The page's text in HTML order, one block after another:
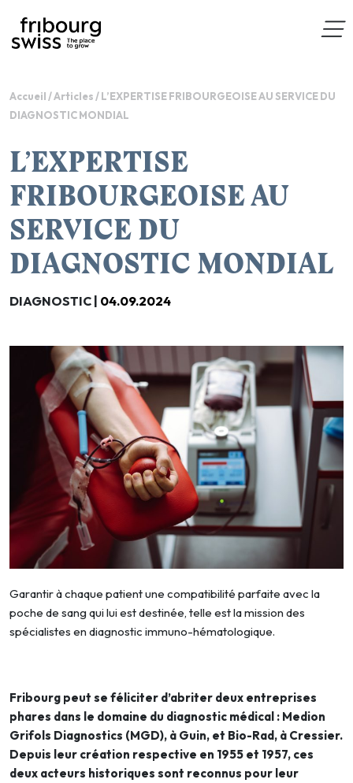
Accueil /Articles /L’EXPERTISE FRIBOURGEOISE AU SERVICE DU
DIAGNOSTIC MONDIAL
L’EXPERTISE
FRIBOURGEOISE AU
SERVICE DU
DIAGNOSTIC MONDIAL
DIAGNOSTIC | 04.09.2024
Garantir à chaque patient une compatibilité parfaite avec la
poche de sang qui lui est destinée, telle est la mission des
spécialistes en diagnostic immuno-hématologique.
Fribourg peut se féliciter d’abriter deux entreprises
phares dans le domaine du diagnostic médical : Medion
Grifols Diagnostics (MGD), à Guin, et Bio-Rad, à Cressier.
Depuis leur création respective en 1955 et 1957, ces
deux acteurs historiques sont reconnus pour leur